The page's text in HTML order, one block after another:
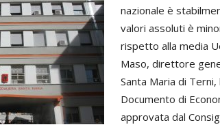
nazionale è
valori assoluti è
rispetto alla media
Maso, direttore
Santa Maria di
Documento di
approvata dal